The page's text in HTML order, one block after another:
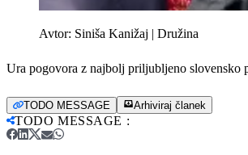
Avtor: Siniša Kanižaj | Družina
Ura pogovora z najbolj priljubljeno slovensko
TODO MESSAGE Arhiviraj članek
TODO MESSAGE :